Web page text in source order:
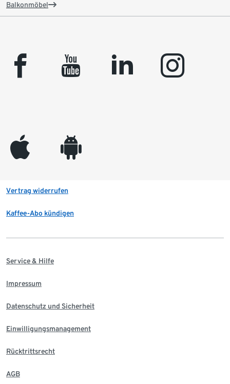
Balkonmöbel
facebook youtube linkedin instagram
appleinc android
Vertrag widerrufen
Kaffee-Abo kündigen
Service & Hilfe
Impressum
Datenschutz und Sicherheit
Einwilligungsmanagement
Rücktrittsrecht
AGB